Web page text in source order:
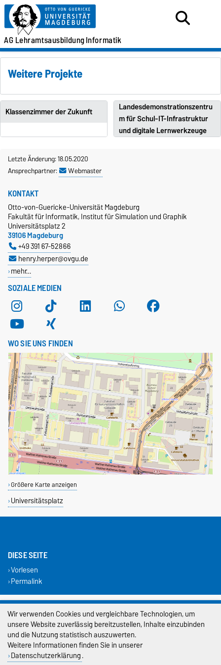
AG LehramtsausbildungInformatik
Weitere Projekte
Klassenzimmer der Zukunft
Landesdemonstrationszentru
m für Schul-IT-Infrastruktur
und digitale Lernwerkzeuge
Letzte Änderung: 18.05.2020
Ansprechpartner:
Webmaster
SOZIALE MEDIEN
KONTAKT
Otto-von-Guericke-Universität Magdeburg
Fakultät für Informatik, Institut für Simulation und Graphik
Universitätsplatz 2
39106 Magdeburg
+49 391 67-52866
henry.herper@ovgu.de
mehr…
WO SIE UNS FINDEN
Größere Karte anzeigen
Universitätsplatz
DIESE SEITE
Vorlesen
Permalink
Impressum
Datenschutz
Barrierefreiheit
Wir verwenden Cookies und vergleichbare Technologien, um
unsere Website zuverlässig bereitzustellen, Inhalte einzubinden
und die Nutzung statistisch auszuwerten.
Weitere Informationen finden Sie in unserer
Datenschutzerklärung.